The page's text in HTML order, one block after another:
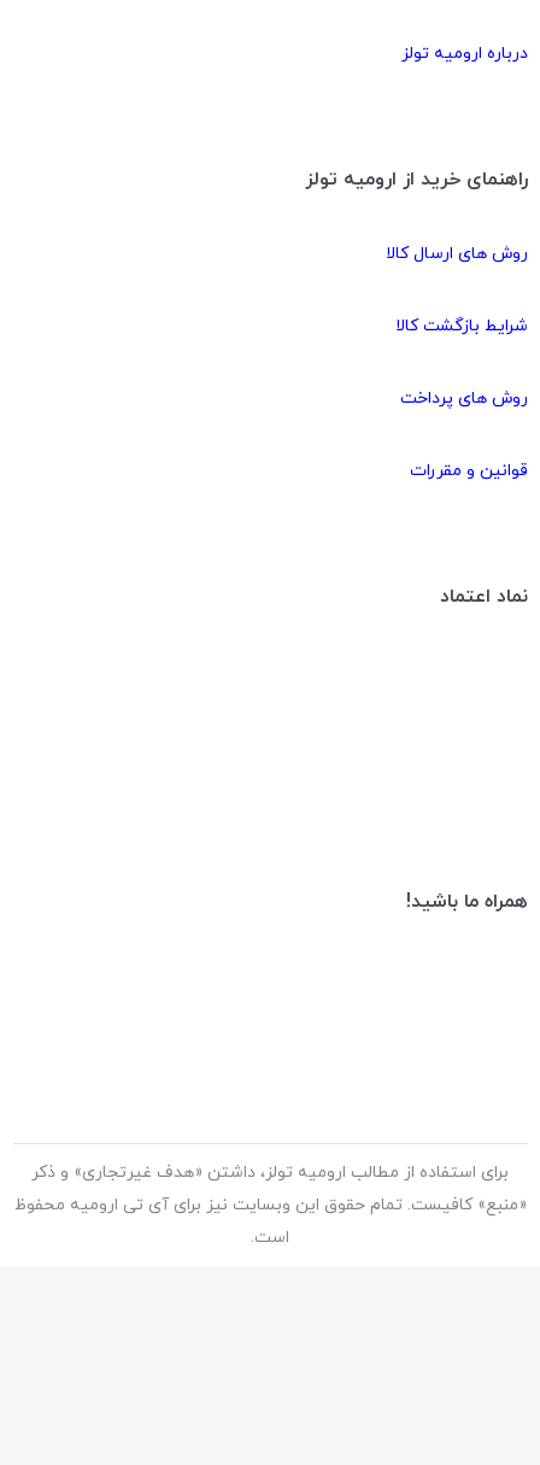
درباره ارومیه تولز
راهنمای خرید از ارومیه تولز
روش های ارسال کالا
شرایط بازگشت کالا
روش های پرداخت
قوانین و مقررات
نماد اعتماد
همراه ما باشید!
برای استفاده از مطالب ارومیه تولز، داشتن «هدف غیرتجاری» و ذکر
«منبع» کافیست. تمام حقوق این وبسايت نیز برای آی تی ارومیه محفوظ
است.